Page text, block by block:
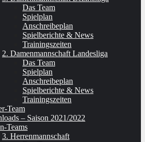
Das Team
Spielplan
Anschreibeplan
Spielberichte & News
Trainingszeiten
2. Damenmannschaft Landesliga
Das Team
Spielplan
Anschreibeplan
Spielberichte & News
Trainingszeiten
Team
– Saison 2021/2022
Teams
3. Herrenmannschaft